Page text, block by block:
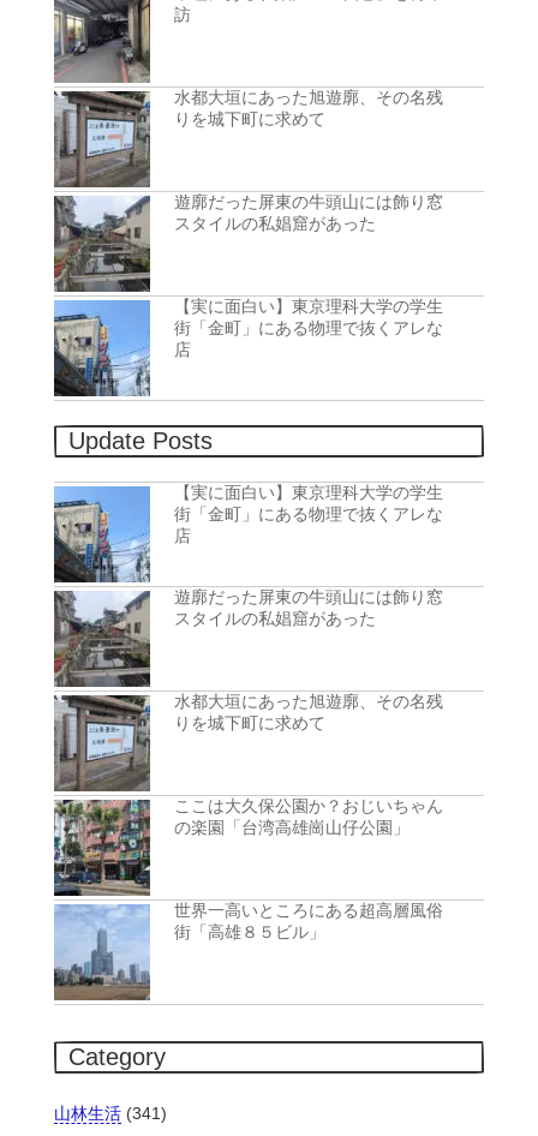
訪
水都大垣にあった旭遊廓、その名残
りを城下町に求めて
遊廓だった屏東の牛頭山には飾り窓
スタイルの私娼窟があった
【実に面白い】東京理科大学の学生
街「金町」にある物理で抜くアレな
店
Update Posts
【実に面白い】東京理科大学の学生
街「金町」にある物理で抜くアレな
店
遊廓だった屏東の牛頭山には飾り窓
スタイルの私娼窟があった
水都大垣にあった旭遊廓、その名残
りを城下町に求めて
ここは大久保公園か？おじいちゃん
の楽園「台湾高雄崗山仔公園」
世界一高いところにある超高層風俗
街「高雄８５ビル」
Category
山林生活(341)